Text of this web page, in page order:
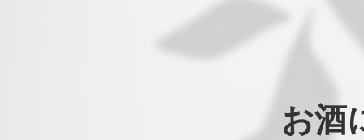
お酒